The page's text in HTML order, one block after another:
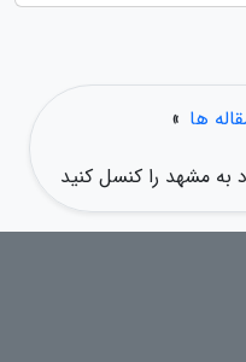
ها »
به مشهد را کنسل کنید